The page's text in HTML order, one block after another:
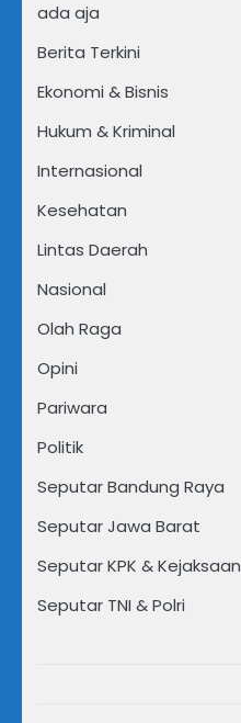
ada aja
Berita Terkini
Ekonomi & Bisnis
Hukum & Kriminal
Internasional
Kesehatan
Lintas Daerah
Nasional
Olah Raga
Opini
Pariwara
Politik
Seputar Bandung Raya
Seputar Jawa Barat
Seputar KPK & Kejaksaan
Seputar TNI & Polri